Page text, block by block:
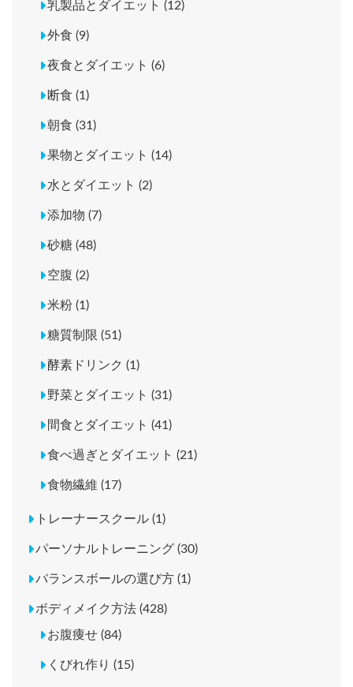
乳製品とダイエット (12)
外食 (9)
夜食とダイエット (6)
断食 (1)
朝食 (31)
果物とダイエット (14)
水とダイエット (2)
添加物 (7)
砂糖 (48)
空腹 (2)
米粉 (1)
糖質制限 (51)
酵素ドリンク (1)
野菜とダイエット (31)
間食とダイエット (41)
食べ過ぎとダイエット (21)
食物繊維 (17)
トレーナースクール (1)
パーソナルトレーニング (30)
バランスボールの選び方 (1)
ボディメイク方法 (428)
お腹痩せ (84)
くびれ作り (15)